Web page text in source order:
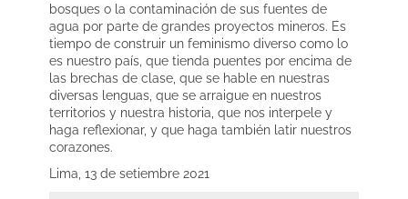
bosques o la contaminación de sus fuentes de
agua por parte de grandes proyectos mineros. Es
tiempo de construir un feminismo diverso como lo
es nuestro país, que tienda puentes por encima de
las brechas de clase, que se hable en nuestras
diversas lenguas, que se arraigue en nuestros
territorios y nuestra historia, que nos interpele y
haga reflexionar, y que haga también latir nuestros
corazones.
Lima, 13 de setiembre 2021